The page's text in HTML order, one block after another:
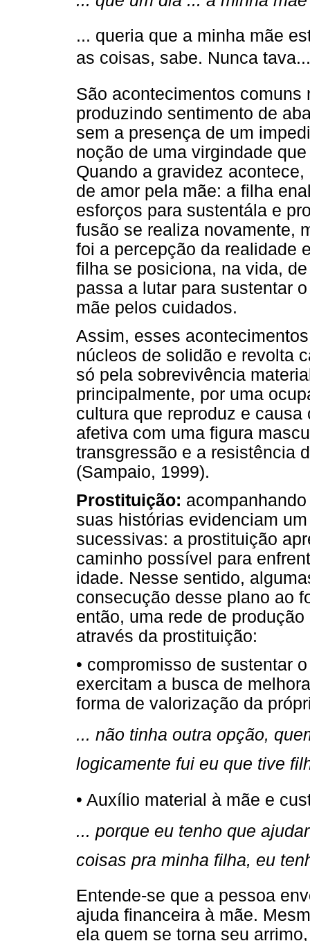
... queria que a minha mãe
as coisas, sabe. Nunca tava...
São acontecimentos
produzindo sentimento de
sem a presença de um
noção de uma virgindade
Quando a gravidez
de amor pela mãe: a filha
esforços para sustentála e
fusão se realiza novamente,
foi a percepção da realidade
filha se posiciona, na vida,
passa a lutar para sustentar
mãe pelos cuidados.
Assim, esses
núcleos de solidão e revolta
só pela sobrevivência
principalmente, por uma
cultura que reproduz e
afetiva com uma figura
transgressão e a resistência
(Sampaio, 1999).
Prostituição:
suas histórias evidenciam
sucessivas: a prostituição
caminho possível para
idade. Nesse sentido,
consecução desse plano ao
então, uma rede de
através da prostituição:
• compromisso de sustentar
exercitam a busca de
forma de valorização da
... não tinha outra opção,
logicamente fui eu que tive
• Auxílio material à mãe e
... porque eu tenho que
coisas pra minha filha, eu
Entende-se que a pessoa
ajuda financeira à mãe.
ela quem se torna seu